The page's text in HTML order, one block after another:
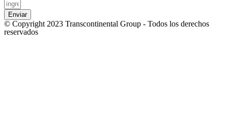
Enviar
© Copyright 2023 Transcontinental Group - Todos los derechos
reservados